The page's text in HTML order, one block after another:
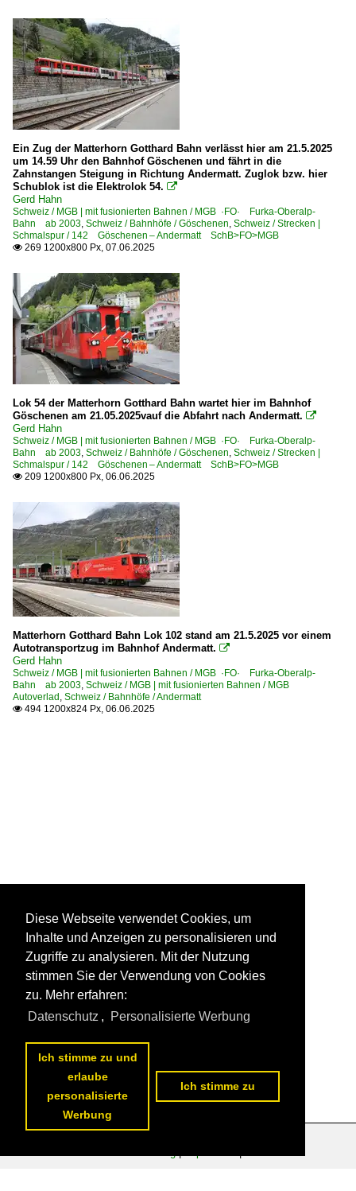
Ein Zug der Matterhorn Gotthard Bahn verlässt hier am 21.5.2025
um 14.59 Uhr den Bahnhof Göschenen und fährt in die
Zahnstangen Steigung in Richtung Andermatt. Zuglok bzw. hier
Schublok ist die Elektrolok 54. 
Gerd Hahn
Schweiz / MGB | mit fusionierten Bahnen / MGB ·FO· Furka-Oberalp-
Bahn ab 2003, Schweiz / Bahnhöfe / Göschenen, Schweiz / Strecken |
Schmalspur / 142 Göschenen – Andermatt SchB>FO>MGB
 269 1200x800 Px, 07.06.2025
Lok 54 der Matterhorn Gotthard Bahn wartet hier im Bahnhof
Göschenen am 21.05.2025vauf die Abfahrt nach Andermatt. 
Gerd Hahn
Schweiz / MGB | mit fusionierten Bahnen / MGB ·FO· Furka-Oberalp-
Bahn ab 2003, Schweiz / Bahnhöfe / Göschenen, Schweiz / Strecken |
Schmalspur / 142 Göschenen – Andermatt SchB>FO>MGB
 209 1200x800 Px, 06.06.2025
Matterhorn Gotthard Bahn Lok 102 stand am 21.5.2025 vor einem
Autotransportzug im Bahnhof Andermatt. 
Gerd Hahn
Schweiz / MGB | mit fusionierten Bahnen / MGB ·FO· Furka-Oberalp-
Bahn ab 2003, Schweiz / MGB | mit fusionierten Bahnen / MGB
Autoverlad , Schweiz / Bahnhöfe / Andermatt
 494 1200x824 Px, 06.06.2025
Diese Webseite verwendet Cookies, um
Inhalte und Anzeigen zu personalisieren und
Zugriffe zu analysieren. Mit der Nutzung
stimmen Sie der Verwendung von Cookies
zu. Mehr erfahren:
Datenschutz , Personalisierte Werbung
Ich stimme zu und
erlaube
personalisierte
Werbung
Ich stimme zu